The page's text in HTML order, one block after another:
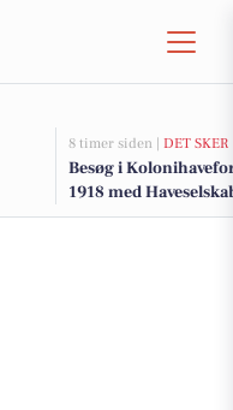
8 timer siden | DET SKER
Besøg i
1918 med